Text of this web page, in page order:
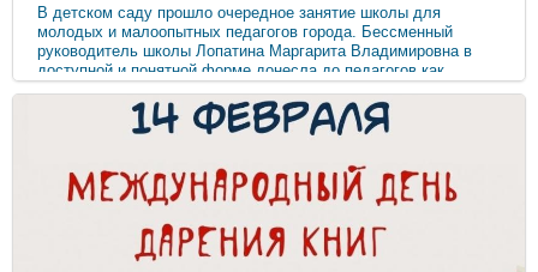
В детском саду прошло очередное занятие школы для
молодых и малоопытных педагогов города. Бессменный
руководитель школы Лопатина Маргарита Владимировна в
доступной и понятной форме донесла до педагогов как
экспериментально-исследовательской деятельности.
Педагоги узнали примерный алгоритм проведения занятия-
правила безопасности при проведении опытов. С
удовольствием приняли участие в практическом занятие и
провели несколько интересных и познавательных опытов
Мероприятие прошло динамично, интересно и познавательно.
Педагоги получили нужную информацию, пополнили запас
знаний и умений. ***